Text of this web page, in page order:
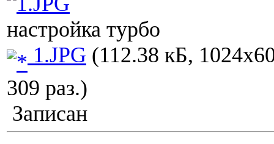
настройка турбо
1.JPG (112.38 кБ,
309 раз.)
Записан